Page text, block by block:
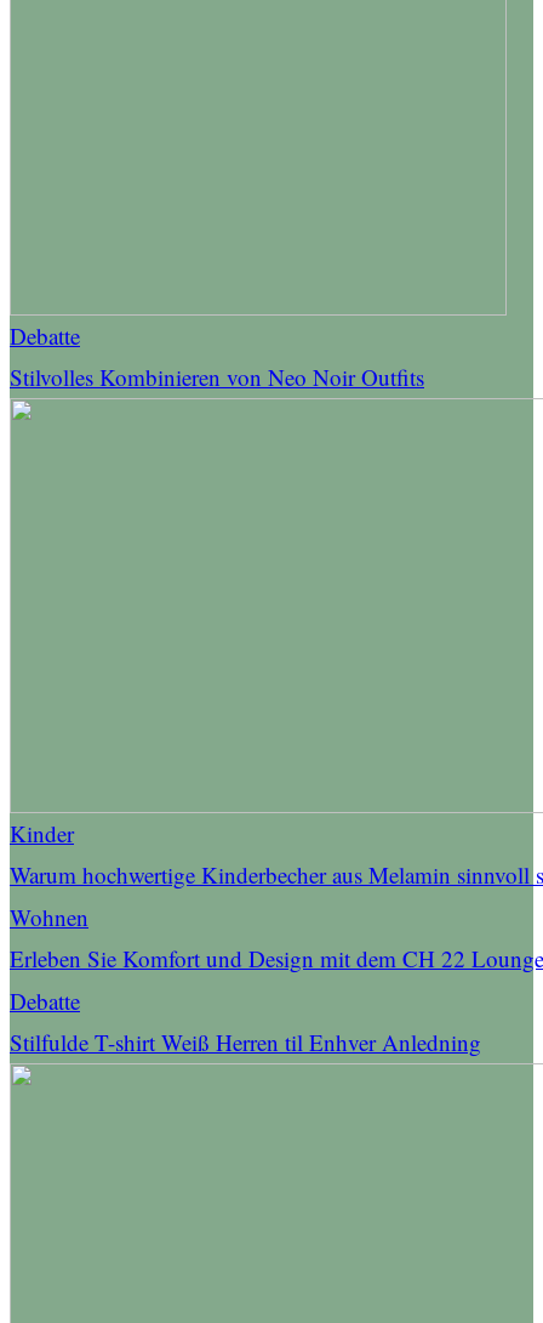
Debatte
Stilvolles Kombinieren von Neo Noir Outfits
Kinder
Warum hochwertige Kinderbecher aus Melamin sinnvoll
Wohnen
Erleben Sie Komfort und Design mit dem CH 22
Debatte
Stilfulde T-shirt Weiß Herren til Enhver Anledning